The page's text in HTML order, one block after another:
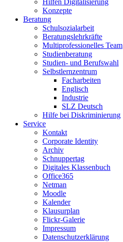
Hilfen Digitalisierung
Konzepte
Beratung
Schulsozialarbeit
Beratungslehrkräfte
Multiprofessionelles Team
Studienberatung
Studien- und Berufswahl
Selbstlernzentrum
Facharbeiten
Englisch
Industrie
SLZ Deutsch
Hilfe bei Diskriminierung
Service
Kontakt
Corporate Identity
Archiv
Schnuppertag
Digitales Klassenbuch
Office365
Netman
Moodle
Kalender
Klausurplan
Flickr-Galerie
Impressum
Datenschutzerklärung